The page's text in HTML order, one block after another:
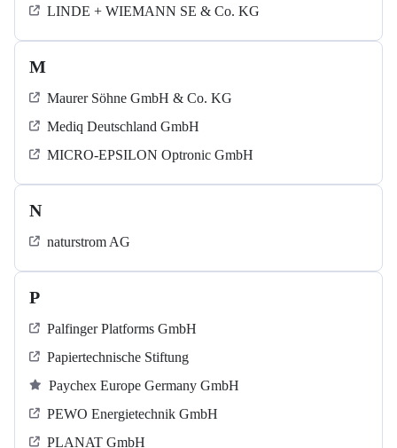
LINDE + WIEMANN SE & Co. KG
M
Maurer Söhne GmbH & Co. KG
Mediq Deutschland GmbH
MICRO-EPSILON Optronic GmbH
N
naturstrom AG
P
Palfinger Platforms GmbH
Papiertechnische Stiftung
Paychex Europe Germany GmbH
PEWO Energietechnik GmbH
PLANAT GmbH